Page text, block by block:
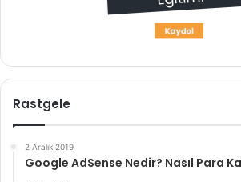
Rastgele
2 Aralık 2019
Google AdSense Nedir? Nasıl Para